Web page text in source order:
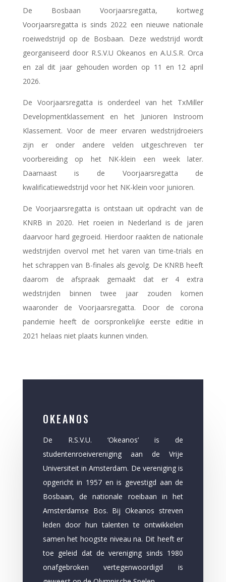
De Bosbaan Voorjaarsregatta, kortweg
Voorjaarsregatta is sinds 2022 een nieuwe nationale
roeiwedstrijd op de Bosbaan. Deze wedstrijd wordt
georganiseerd door R.S.V.U Okeanos en A.U.S.R. Orca
en zal dit jaar gehouden worden op 11 en 12 april
2026.
De Voorjaarsregatta is onderdeel van het TxMiller
Developmentklassement en het Junioren Instroom
Klassement. Voor de meer ervaren wedstrijdroeiers
zijn er onder andere velden uitgeschreven ter
voorbereiding op het NK-klein een week later.
Daarnaast is de Voorjaarsregatta de
kwalificatiewedstrijd voor het NK-klein voor junioren.
De Voorjaarsregatta is ontstaan uit opdracht van de
KNRB in 2020. Het roeien in Nederland is de jaren
daarvoor hard gegroeid. Hierdoor raakten de nationale
wedstrijden overvol met het varen van time-trials en
het schrappen van B-finales als gevolg. De KNRB heeft
daarom de afspraak gemaakt dat er 4 extra
wedstrijden binnen twee jaar zouden komen
waaronder de Voorjaarsregatta. Door de corona
pandemie heeft de oorspronkelijke eerste editie in
2021 helaas niet plaats kunnen vinden.
OKEANOS
De R.S.V.U. ‘Okeanos’ is de
studentenroeivereniging aan de Vrije
Universiteit in Amsterdam. De vereniging is
opgericht in 1957 en is gevestigd aan de
Bosbaan, de nationale roeibaan in het
Amsterdamse Bos. Bij Okeanos streven
leden door hun talenten te ontwikkelen
samen het hoogste niveau na. Dit heeft er
toe geleid dat de vereniging sinds 1980
onafgebroken vertegenwoordigd is